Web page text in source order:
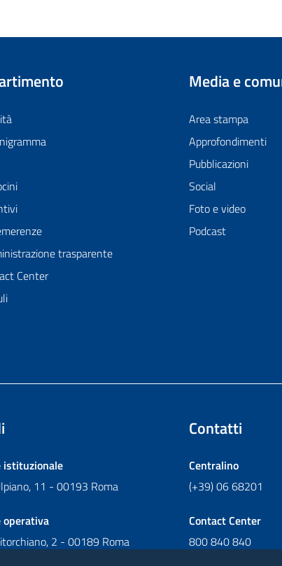
trasparente
Center
Media e
Area stampa
Approfondimenti
Pubblicazioni
Social
Foto e video
Podcast
istituzionale
11 - 00193 Roma
operativa
2 - 00189 Roma
Contatti
Centralino
(+39) 06 68201
Contact Center
800 840 840